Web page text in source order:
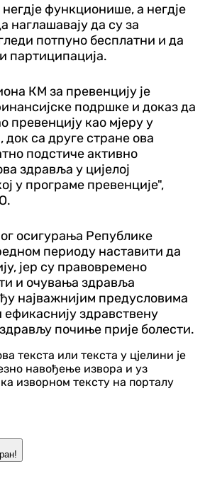
функционише, а негдје
наглашавају да су за
потпуно бесплатни и да
партиципација.
КМ за превенцију је
подршке и доказ да
превенцију као мјеру у
са друге стране ова
подстиче активно
здравља у цијелој
у програме превенције",
осигурања Републике
периоду наставити да
јер су правовремено
и очувања здравља
најважнијим предусловима
ефикаснију здравствену
почиње прије болести.
текста или текста у цјелини је
навођење извора и уз
изворном тексту на порталу